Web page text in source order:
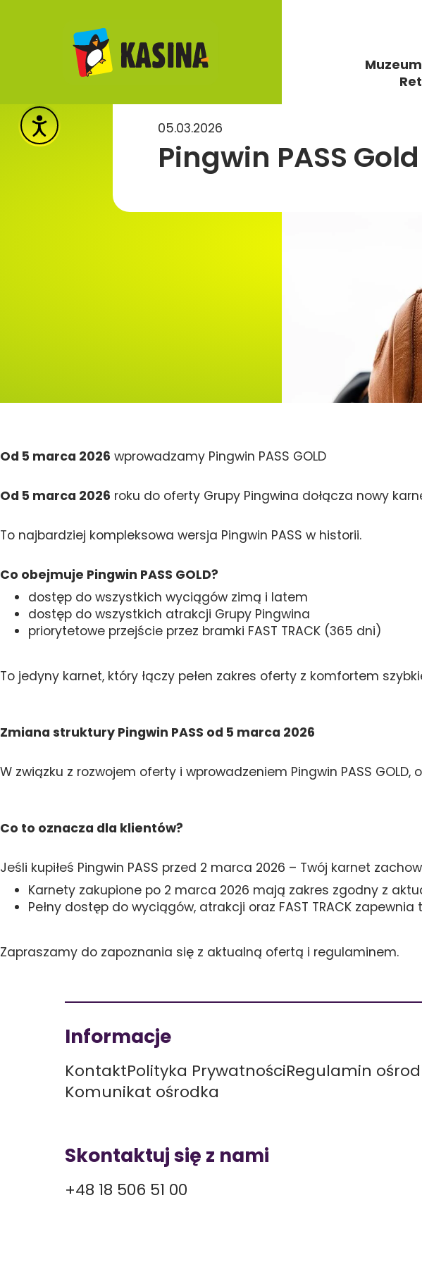
05.03.2026
Pingwin PASS
Od 5 marca 2026 wprowadzamy Pingwin PASS GOLD
Od 5 marca 2026 roku do oferty Grupy Pingwina dołącza nowy
To najbardziej kompleksowa wersja Pingwin PASS w historii.
Co obejmuje Pingwin PASS GOLD?
dostęp do wszystkich wyciągów zimą i latem
dostęp do wszystkich atrakcji Grupy Pingwina
priorytetowe przejście przez bramki FAST TRACK (365 dni)
To jedyny karnet, który łączy pełen zakres oferty z komfortem
Zmiana struktury Pingwin PASS od 5 marca 2026
W związku z rozwojem oferty i wprowadzeniem Pingwin PASS
Co to oznacza dla klientów?
Jeśli kupiłeś Pingwin PASS przed 2 marca 2026 – Twój karnet
Karnety zakupione po 2 marca 2026 mają zakres zgodny z
Pełny dostęp do wyciągów, atrakcji oraz FAST TRACK zapewnia
Zapraszamy do zapoznania się z aktualną ofertą i regulaminem.
Informacje
KontaktPolityka PrywatnościRegulamin
Komunikat ośrodka
Skontaktuj się z nami
+48 18 506 51 00